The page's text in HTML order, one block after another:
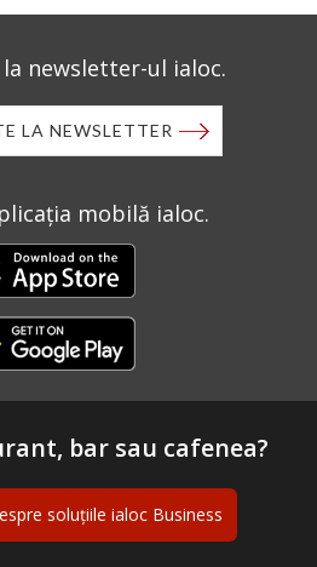
newsletter-ul ialoc.
LA NEWSLETTER
mobilă ialoc.
bar sau cafenea?
soluțiile ialoc Business